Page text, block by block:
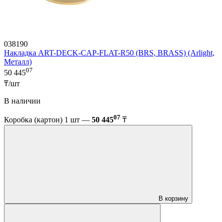
038190
Накладка ART-DECK-CAP-FLAT-R50 (BRS, BRASS) (Arlight,
Металл)
50 44507
₸/шт
В наличии
Коробка (картон) 1 шт — 50 44507 ₸
В корзину